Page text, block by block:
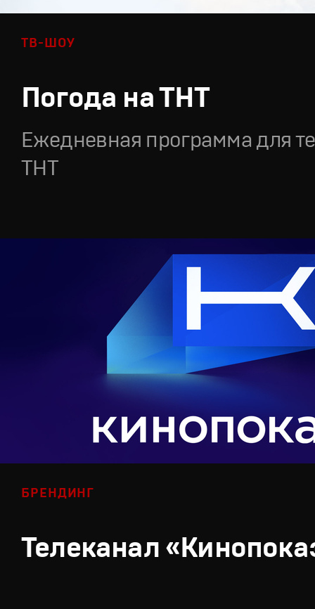
ТВ-ШОУ
Погода на ТНТ
Ежедневная программа для
ТНТ
БРЕНДИНГ
Телеканал